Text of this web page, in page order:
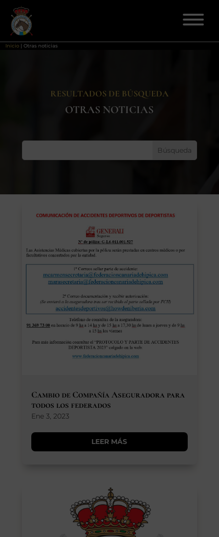
FEDERACIÓN
CALENDARIO
ACTUALIDAD
Tenerife
922 256 601 //administracion@federacioncanariadehipica.com
Inicio |Otras noticias
RESULTADOS DE BÚSQUEDA
OTRAS NOTICIAS
Cambio de Compañía Aseguradora para
todos los federados
Ene 3, 2023
LEER MÁS